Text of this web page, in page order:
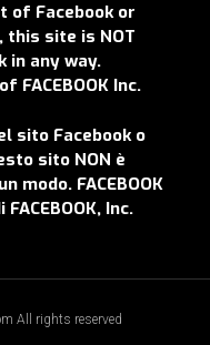
of Facebook or
this site is NOT
in any way.
FACEBOOK Inc.
sito Facebook o
sito NON è
modo. FACEBOOK
Inc.
All rights reserved